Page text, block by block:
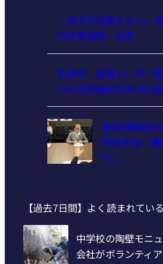
「息子が妊娠させた」
円詐欺被害 名張
名張市、給食センター
14小学校集約の年次計
美術博物館
伊賀市長「
す」
【過去7日間】よく読まれてい